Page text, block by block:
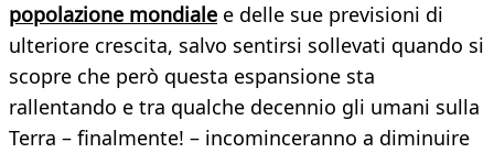
popolazione mondiale e delle sue previsioni di
ulteriore crescita, salvo sentirsi sollevati quando si
scopre che però questa espansione sta
rallentando e tra qualche decennio gli umani sulla
Terra – finalmente! – incominceranno a diminuire